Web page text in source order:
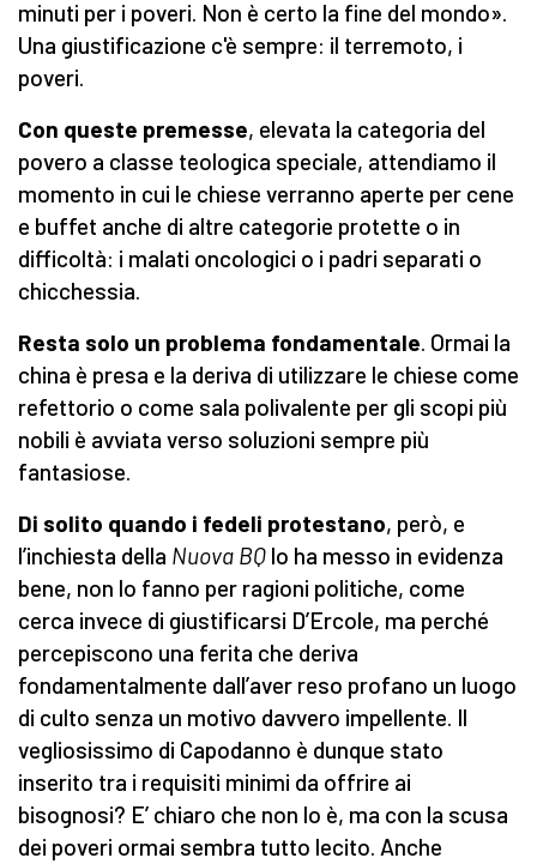
minuti per i poveri. Non è certo la fine del mondo».
Una giustificazione c'è sempre: il terremoto, i
poveri.
Con queste premesse, elevata la categoria del
povero a classe teologica speciale, attendiamo il
momento in cui le chiese verranno aperte per cene
e buffet anche di altre categorie protette o in
difficoltà: i malati oncologici o i padri separati o
chicchessia.
Resta solo un problema fondamentale. Ormai la
china è presa e la deriva di utilizzare le chiese come
refettorio o come sala polivalente per gli scopi più
nobili è avviata verso soluzioni sempre più
fantasiose.
Di solito quando i fedeli protestano, però, e
l’inchiesta della Nuova BQ lo ha messo in evidenza
bene, non lo fanno per ragioni politiche, come
cerca invece di giustificarsi D’Ercole, ma perché
percepiscono una ferita che deriva
fondamentalmente dall’aver reso profano un luogo
di culto senza un motivo davvero impellente. Il
vegliosissimo di Capodanno è dunque stato
inserito tra i requisiti minimi da offrire ai
bisognosi? E’ chiaro che non lo è, ma con la scusa
dei poveri ormai sembra tutto lecito. Anche